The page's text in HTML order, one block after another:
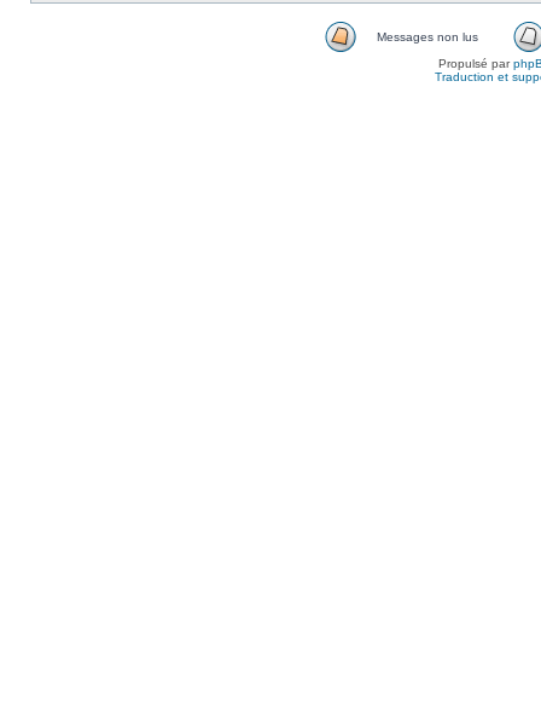
Messages non lus
Propulsé par
Traduction et